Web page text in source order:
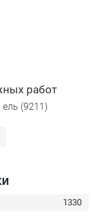
работ
ель (9211)
1330